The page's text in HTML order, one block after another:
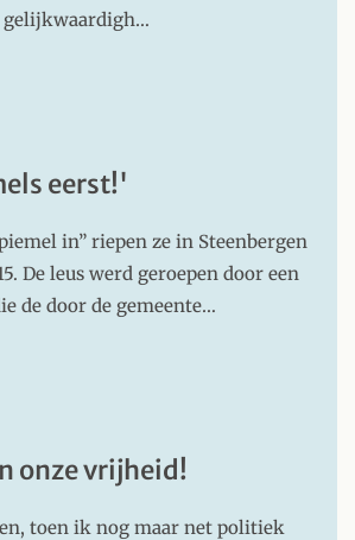
eerst!'
in” riepen ze in Steenbergen
De leus werd geroepen door een
de door de gemeente…
onze vrijheid!
toen ik nog maar net politiek